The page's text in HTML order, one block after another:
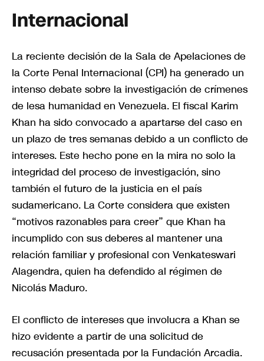
Internacional
La reciente decisión de la Sala de Apelaciones de
la Corte Penal Internacional (CPI) ha generado un
intenso debate sobre la investigación de crímenes
de lesa humanidad en Venezuela. El fiscal Karim
Khan ha sido convocado a apartarse del caso en
un plazo de tres semanas debido a un conflicto de
intereses. Este hecho pone en la mira no solo la
integridad del proceso de investigación, sino
también el futuro de la justicia en el país
sudamericano. La Corte considera que existen
“motivos razonables para creer” que Khan ha
incumplido con sus deberes al mantener una
relación familiar y profesional con Venkateswari
Alagendra, quien ha defendido al régimen de
Nicolás Maduro.
El conflicto de intereses que involucra a Khan se
hizo evidente a partir de una solicitud de
recusación presentada por la Fundación Arcadia.